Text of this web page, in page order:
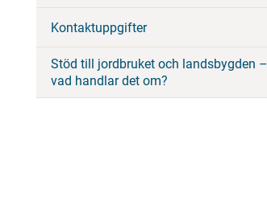
Kontaktuppgifter
Stöd till jordbruket och landsbygden –
vad handlar det om?